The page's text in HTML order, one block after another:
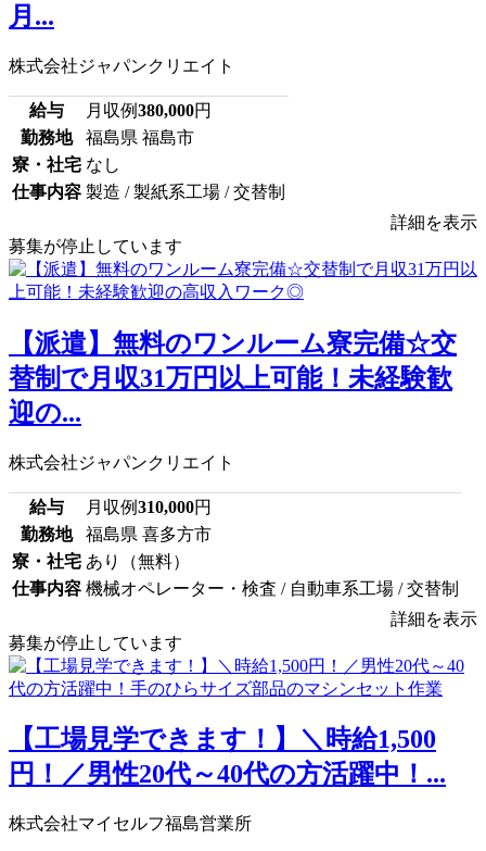
月...
株式会社ジャパンクリエイト
給与 月収例380,000円
勤務地
福島県 福島市
寮・社宅 なし
仕事内容 製造 / 製紙系工場 / 交替制
詳細を表示
募集が停止しています
【派遣】無料のワンルーム寮完備☆交
替制で月収31万円以上可能！未経験歓
迎の...
株式会社ジャパンクリエイト
給与 月収例310,000円
勤務地
福島県 喜多方市
寮・社宅 あり（無料）
仕事内容 機械オペレーター・検査 / 自動車系工場 / 交替制
詳細を表示
募集が停止しています
【工場見学できます！】＼時給1,500
円！／男性20代～40代の方活躍中！...
株式会社マイセルフ福島営業所